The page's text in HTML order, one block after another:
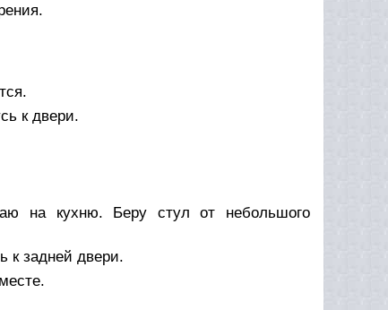
к двери.
на кухню. Беру стул от небольшого
к задней двери.